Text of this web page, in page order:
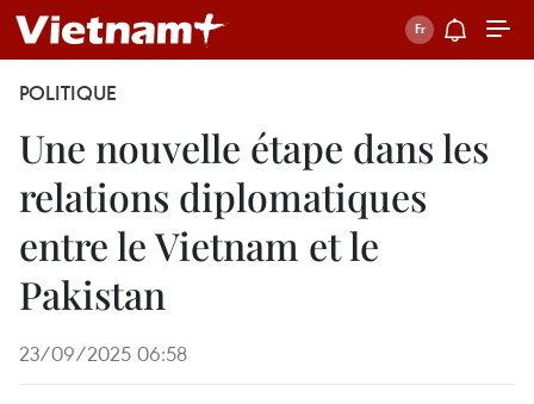
POLITIQUE
Une nouvelle étape dans les
relations diplomatiques
entre le Vietnam et le
Pakistan
23/09/2025 06:58